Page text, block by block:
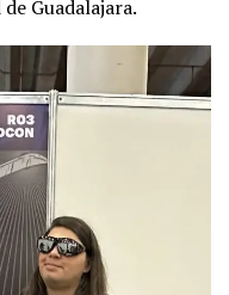
Guadalajara.